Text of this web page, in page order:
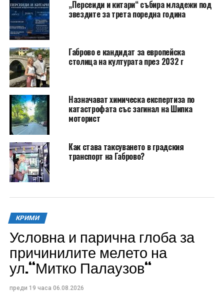
„Персеиди и китари“ събира младежи под
звездите за трета поредна година
Габрово е кандидат за европейска
столица на културата през 2032 г
Назначават химическа експертиза по
катастрофата със загинал на Шипка
моторист
Как става таксуването в градския
транспорт на Габрово?
КРИМИ
Условна и парична глоба за
причинилите мелето на
ул.“Митко Палаузов“
преди 19 часа 06.08.2026